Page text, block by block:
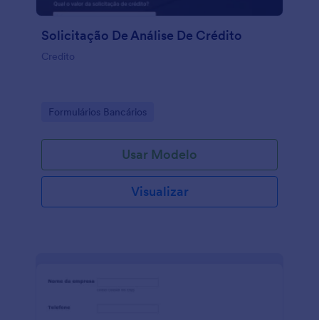
Solicitação De Análise De Crédito
Credito
Go to Category:
Formulários Bancários
Usar Modelo
Visualizar